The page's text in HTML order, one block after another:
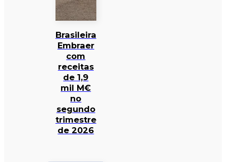
Brasileira
Embraer
com
receitas
de 1,9
mil M€
no
segundo
trimestre
de 2026